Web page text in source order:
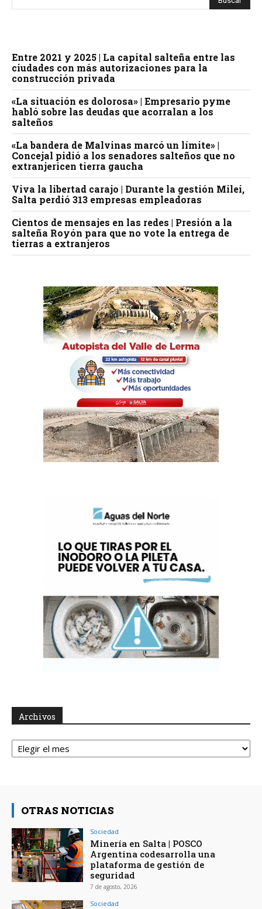
Entre 2021 y 2025 | La capital salteña entre las
ciudades con más autorizaciones para la
construcción privada
«La situación es dolorosa» | Empresario pyme
habló sobre las deudas que acorralan a los
salteños
«La bandera de Malvinas marcó un límite» |
Concejal pidió a los senadores salteños que no
extranjericen tierra gaucha
Viva la libertad carajo | Durante la gestión Milei,
Salta perdió 313 empresas empleadoras
Cientos de mensajes en las redes | Presión a la
salteña Royón para que no vote la entrega de
tierras a extranjeros
Archivos
Archivos
OTRAS NOTICIAS
Sociedad
Minería en Salta | POSCO
Argentina codesarrolla una
plataforma de gestión de
seguridad
7 de agosto, 2026
Sociedad